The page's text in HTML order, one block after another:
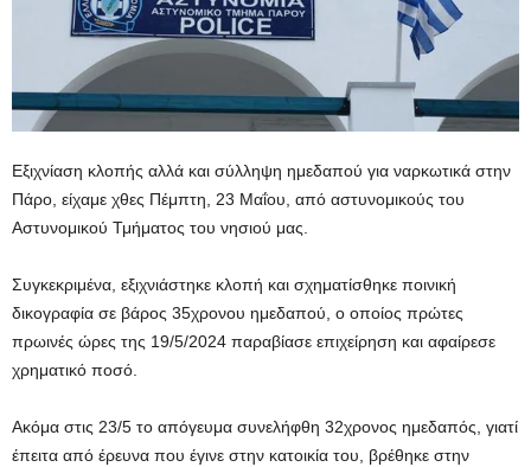
Εξιχνίαση κλοπής αλλά και σύλληψη ημεδαπού για ναρκωτικά στην
Πάρο, είχαμε χθες Πέμπτη, 23 Μαΐου, από αστυνομικούς του
Αστυνομικού Τμήματος του νησιού μας.
Συγκεκριμένα, εξιχνιάστηκε κλοπή και σχηματίσθηκε ποινική
δικογραφία σε βάρος 35χρονου ημεδαπού, ο οποίος πρώτες
πρωινές ώρες της 19/5/2024 παραβίασε επιχείρηση και αφαίρεσε
χρηματικό ποσό.
Ακόμα στις 23/5 το απόγευμα συνελήφθη 32χρονος ημεδαπός, γιατί
έπειτα από έρευνα που έγινε στην κατοικία του, βρέθηκε στην